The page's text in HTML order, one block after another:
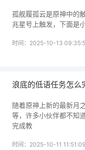
孤舰履孤云是原神中的
兆星号上触发，下面是
时间：2025-10-13
浪底的低语任务怎么
随着原神上新的最新月
等，许多小伙伴都不知
完成教
时间：2025-10-11 11:51:09